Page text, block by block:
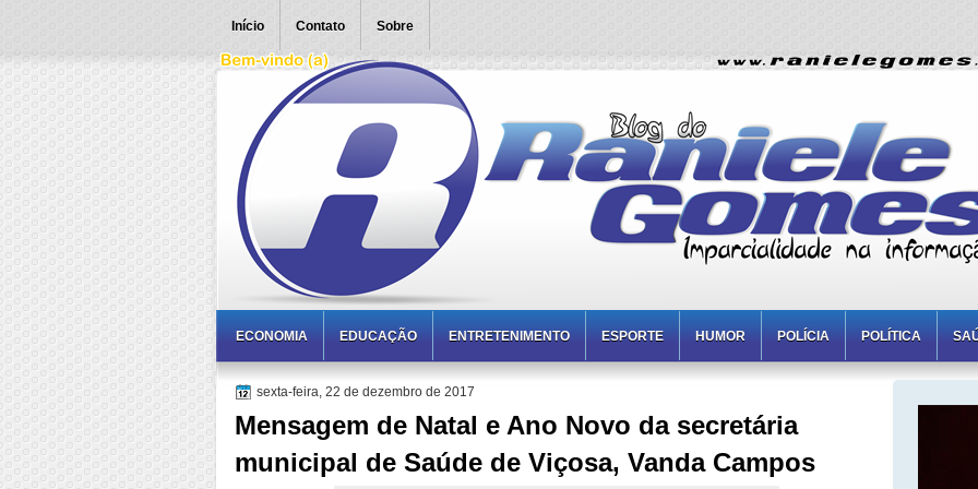
Início Contato Sobre
ECONOMIA EDUCAÇÃO ENTRETENIMENTO ESPORTE HUMOR POLÍCIA POLÍTICA
sexta-feira, 22 de dezembro de 2017
Mensagem de Natal e Ano Novo da secretária
municipal de Saúde de Viçosa, Vanda Campos